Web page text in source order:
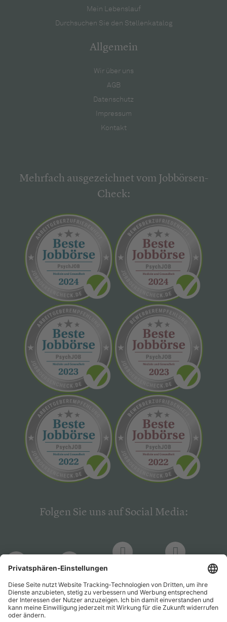
Mein Lebenslauf
Durchsuchen Sie den Stellenkatalog
Allgemein
Wir über uns
AGB
Datenschutz
Impressum
Kontakt
Mehrfach ausgezeichnet vom Jobbörsen-
Check:
Folgen Sie uns auf Social Media:
PsychJOB PsychJOB
Hogrefe
Verlag
Hogrefe
Verlag